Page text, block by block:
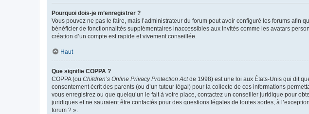
Pourquoi dois-je m’enregistrer ?
Vous pouvez ne pas le faire, mais l’administrateur du forum peut avoir configuré les forums afin
bénéficier de fonctionnalités supplémentaires inaccessibles aux invités comme les avatars
création d’un compte est rapide et vivement conseillée.
Haut
Que signifie COPPA ?
COPPA (ou Children’s Online Privacy Protection Actde 1998) est une loi aux États-Unis qui dit
consentement écrit des parents (ou d’un tuteur légal) pour la collecte de ces informations
vous enregistrez ou que quelqu’un le fait à votre place, contactez un conseiller juridique pour
juridiques et ne sauraient être contactés pour des questions légales de toutes sortes, à
forum ? ».